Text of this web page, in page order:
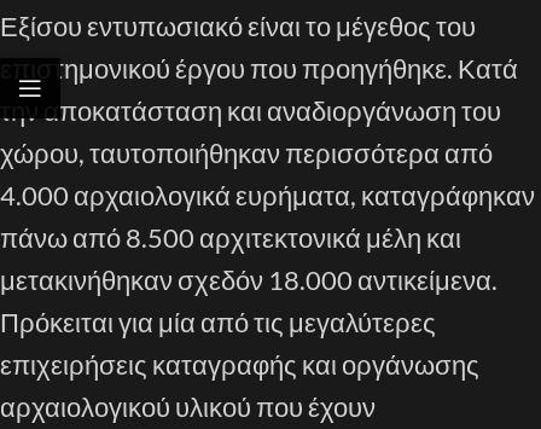
Εξίσου εντυπωσιακό είναι το μέγεθος του
επιστημονικού έργου που προηγήθηκε. Κατά
την αποκατάσταση και αναδιοργάνωση του
χώρου, ταυτοποιήθηκαν περισσότερα από
4.000 αρχαιολογικά ευρήματα, καταγράφηκαν
πάνω από 8.500 αρχιτεκτονικά μέλη και
μετακινήθηκαν σχεδόν 18.000 αντικείμενα.
Πρόκειται για μία από τις μεγαλύτερες
επιχειρήσεις καταγραφής και οργάνωσης
αρχαιολογικού υλικού που έχουν